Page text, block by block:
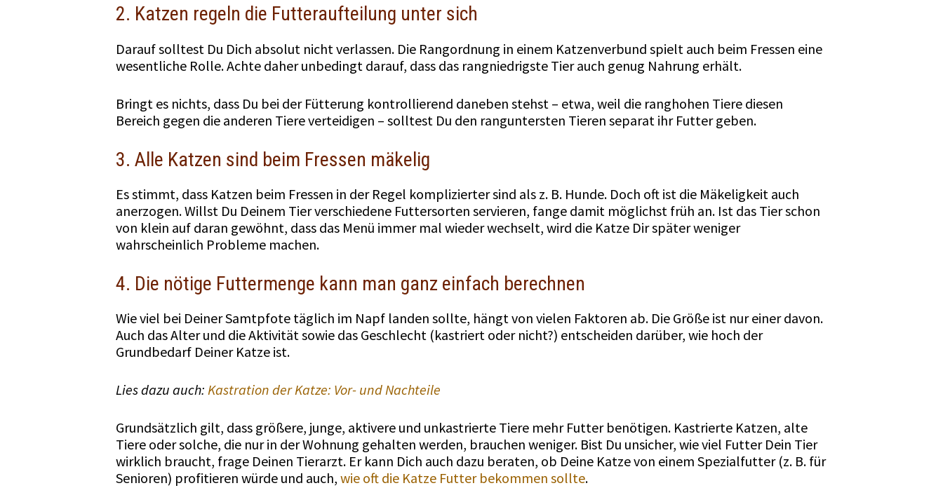
2. Katzen regeln die Futteraufteilung unter sich
Darauf solltest Du Dich absolut nicht verlassen. Die Rangordnung in einem Katzenverbund spielt auch beim Fressen eine
wesentliche Rolle. Achte daher unbedingt darauf, dass das rangniedrigste Tier auch genug Nahrung erhält.
Bringt es nichts, dass Du bei der Fütterung kontrollierend daneben stehst – etwa, weil die ranghohen Tiere diesen
Bereich gegen die anderen Tiere verteidigen – solltest Du den ranguntersten Tieren separat ihr Futter geben.
3. Alle Katzen sind beim Fressen mäkelig
Es stimmt, dass Katzen beim Fressen in der Regel komplizierter sind als z. B. Hunde. Doch oft ist die Mäkeligkeit auch
anerzogen. Willst Du Deinem Tier verschiedene Futtersorten servieren, fange damit möglichst früh an. Ist das Tier schon
von klein auf daran gewöhnt, dass das Menü immer mal wieder wechselt, wird die Katze Dir später weniger
wahrscheinlich Probleme machen.
4. Die nötige Futtermenge kann man ganz einfach berechnen
Wie viel bei Deiner Samtpfote täglich im Napf landen sollte, hängt von vielen Faktoren ab. Die Größe ist nur einer davon.
Auch das Alter und die Aktivität sowie das Geschlecht (kastriert oder nicht?) entscheiden darüber, wie hoch der
Grundbedarf Deiner Katze ist.
Lies dazu auch:Kastration der Katze: Vor- und Nachteile
Grundsätzlich gilt, dass größere, junge, aktivere und unkastrierte Tiere mehr Futter benötigen. Kastrierte Katzen, alte
Tiere oder solche, die nur in der Wohnung gehalten werden, brauchen weniger. Bist Du unsicher, wie viel Futter Dein Tier
wirklich braucht, frage Deinen Tierarzt. Er kann Dich auch dazu beraten, ob Deine Katze von einem Spezialfutter (z. B. für
Senioren) profitieren würde und auch,wie oft die Katze Futter bekommen sollte.